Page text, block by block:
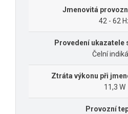
Jmenovitá
42 - 62
Provedení ukazatele
Čelní
Ztráta výkonu při
11,3 W
Provozní